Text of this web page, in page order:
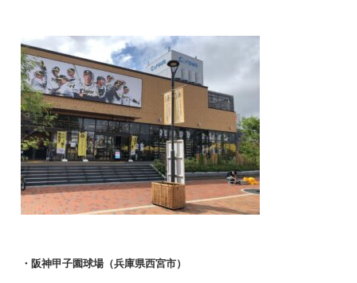
・阪神甲子園球場（兵庫県西宮市）